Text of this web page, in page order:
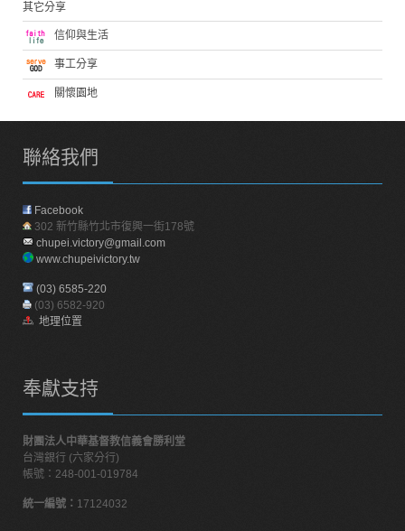
其它分享
信仰與生活
事工分享
關懷園地
聯絡我們
Facebook
302 新竹縣竹北市復興一街178號
chupei.victory@gmail.com
www.chupeivictory.tw
(03) 6585-220
(03) 6582-920
地理位置
奉獻支持
財團法人中華基督教信義會勝利堂
台灣銀行 (六家分行)
帳號：248-001-019784
統一編號： 17124032